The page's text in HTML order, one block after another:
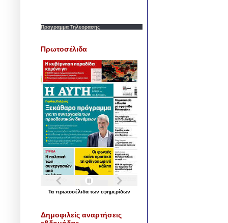
Προγραμμα Τηλεορασης
Πρωτοσέλιδα
Τα πρωτοσέλιδα των εφημερίδων
Δημοφιλείς αναρτήσεις